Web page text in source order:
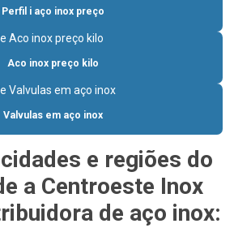
Perfil i aço inox preço
Aco inox preço kilo
Valvulas em aço inox
e regiões do
a Centroeste Inox
de aço inox: